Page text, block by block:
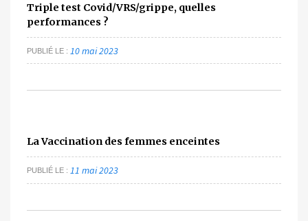
Triple test Covid/VRS/grippe, quelles
performances ?
PUBLIÉ LE 10 mai 2023
La Vaccination des femmes enceintes
PUBLIÉ LE 11 mai 2023